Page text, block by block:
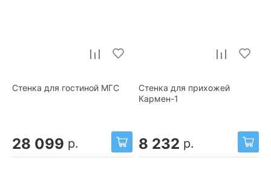
Стенка для гостиной МГС
28 099 р.
Стенка для прихожей
Кармен-1
8 232 р.